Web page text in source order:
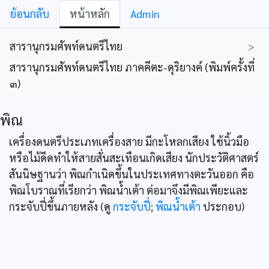
ย้อนกลับ หน้าหลัก Admin
สารานุกรมศัพท์ดนตรีไทย
>
สารานุกรมศัพท์ดนตรีไทย ภาคคีตะ-ดุริยางค์ (พิมพ์ครั้งที่
๓)
พิณ
เครื่องดนตรีประเภทเครื่องสาย มีกะโหลกเสียง ใช้นิ้วมือ
หรือไม้ดีดทำให้สายสั่นสะเทือนเกิดเสียง นักประวัติศาสตร์
สันนิษฐานว่า พิณกำเนิดขึ้นในประเทศทางตะวันออก คือ
พิณโบราณที่เรียกว่า พิณน้ำเต้า ต่อมาจึงมีพิณเพียะและ
กระจับปี่ขึ้นภายหลัง (ดู กระจับปี่; พิณน้ำเต้า ประกอบ)